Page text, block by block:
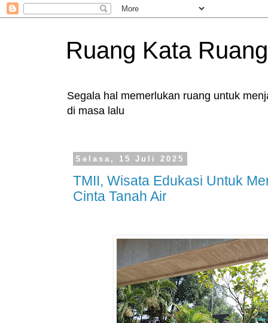
Ruang Kata
Segala hal memerlukan ruang untuk
di masa lalu
Selasa, 15 Juli 2025
TMII, Wisata Edukasi Untuk
Cinta Tanah Air